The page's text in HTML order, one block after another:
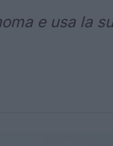
e usa la